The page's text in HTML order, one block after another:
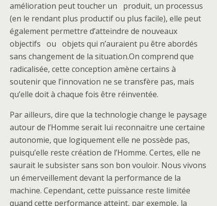
amélioration peut toucher un produit, un processus
(en le rendant plus productif ou plus facile), elle peut
également permettre d’atteindre de nouveaux
objectifs ou objets qui n’auraient pu être abordés
sans changement de la situation.On comprend que
radicalisée, cette conception amène certains à
soutenir que l’innovation ne se transfère pas, mais
qu’elle doit à chaque fois être réinventée.
Par ailleurs, dire que la technologie change le paysage
autour de l’Homme serait lui reconnaitre une certaine
autonomie, que logiquement elle ne possède pas,
puisqu’elle reste création de l’Homme. Certes, elle ne
saurait le subsister sans son bon vouloir. Nous vivons
un émerveillement devant la performance de la
machine. Cependant, cette puissance reste limitée
quand cette performance atteint, par exemple, la